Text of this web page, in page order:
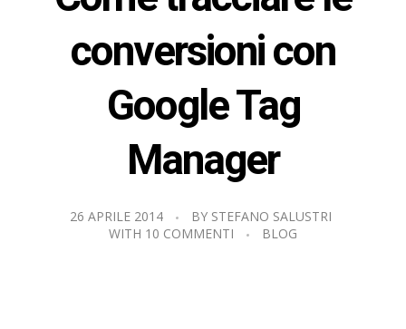
conversioni con
Google Tag
Manager
26 APRILE 2014 BY STEFANO SALUSTRI
WITH 10 COMMENTI BLOG